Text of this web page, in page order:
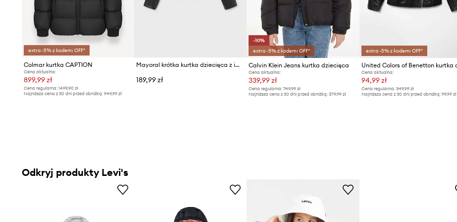
extra -5% z kodem: OFF*
Colmar kurtka CAPTION
Cena aktualna:
899,99 zł
Cena regularna: 1499,90 zł
Najniższa cena z 30 dni przed obniżką: 949,99 zł
Mayoral krótka kurtka dziecięca z imitacji skóry
189,99 zł
-10%
extra -5% z kodem: OFF*
Calvin Klein Jeans kurtka dziecięca
Cena aktualna:
339,99 zł
Cena regularna: 749,99 zł
Najniższa cena z 30 dni przed obniżką: 379,99 zł
extra -5% z kodem: OFF*
Cena aktualna:
94,99 zł
Cena regularna: 349,99 zł
Najniższa cena z 30 dni przed obniżką: 99,99 zł
Odkryj produkty Levi's